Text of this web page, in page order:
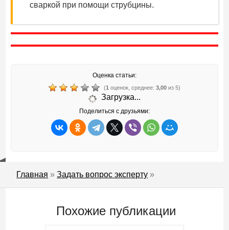
сваркой при помощи струбцины.
Оценка статьи:
(1 оценок, среднее: 3,00 из 5)
Загрузка...
Поделиться с друзьями:
Главная »Задать вопрос эксперту »
Похожие публикации